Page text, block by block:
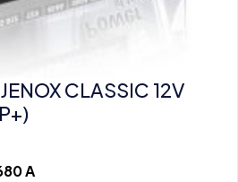
CLASSIC 12V
A